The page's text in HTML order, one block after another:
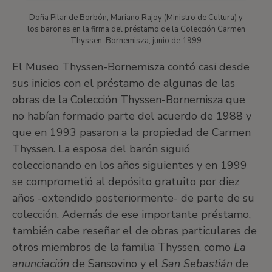
Doña Pilar de Borbón, Mariano Rajoy (Ministro de Cultura) y
los barones en la firma del préstamo de la Colección Carmen
Thyssen-Bornemisza, junio de 1999
El Museo Thyssen-Bornemisza contó casi desde
sus inicios con el préstamo de algunas de las
obras de la Colección Thyssen-Bornemisza que
no habían formado parte del acuerdo de 1988 y
que en 1993 pasaron a la propiedad de Carmen
Thyssen. La esposa del barón siguió
coleccionando en los años siguientes y en 1999
se comprometió al depósito gratuito por diez
años -extendido posteriormente- de parte de su
colección. Además de ese importante préstamo,
también cabe reseñar el de obras particulares de
otros miembros de la familia Thyssen, como La
anunciación de Sansovino y el San Sebastián de